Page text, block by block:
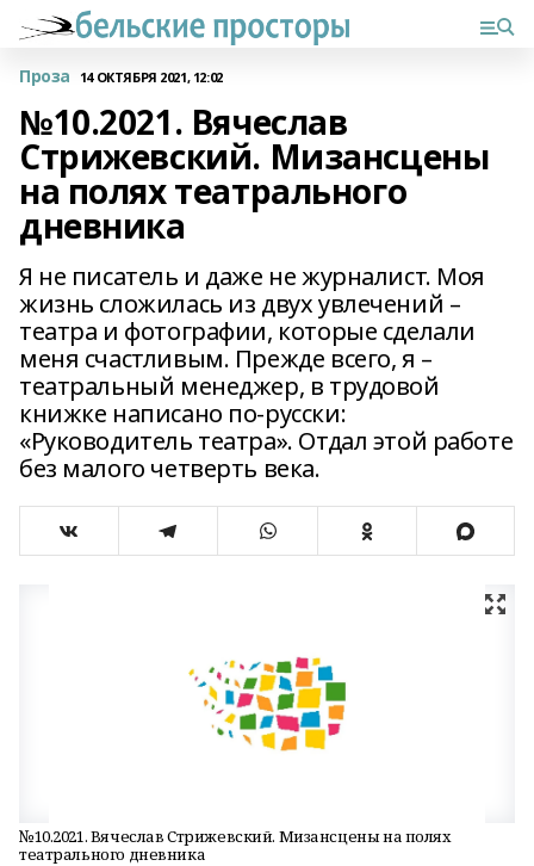
Проза 14 ОКТЯБРЯ 2021, 12:02
№10.2021. Вячеслав
Стрижевский. Мизансцены
на полях театрального
дневника
Я не писатель и даже не журналист. Моя
жизнь сложилась из двух увлечений –
театра и фотографии, которые сделали
меня счастливым. Прежде всего, я –
театральный менеджер, в трудовой
книжке написано по-русски:
«Руководитель театра». Отдал этой работе
без малого четверть века.
№10.2021. Вячеслав Стрижевский. Мизансцены на полях
театрального дневника